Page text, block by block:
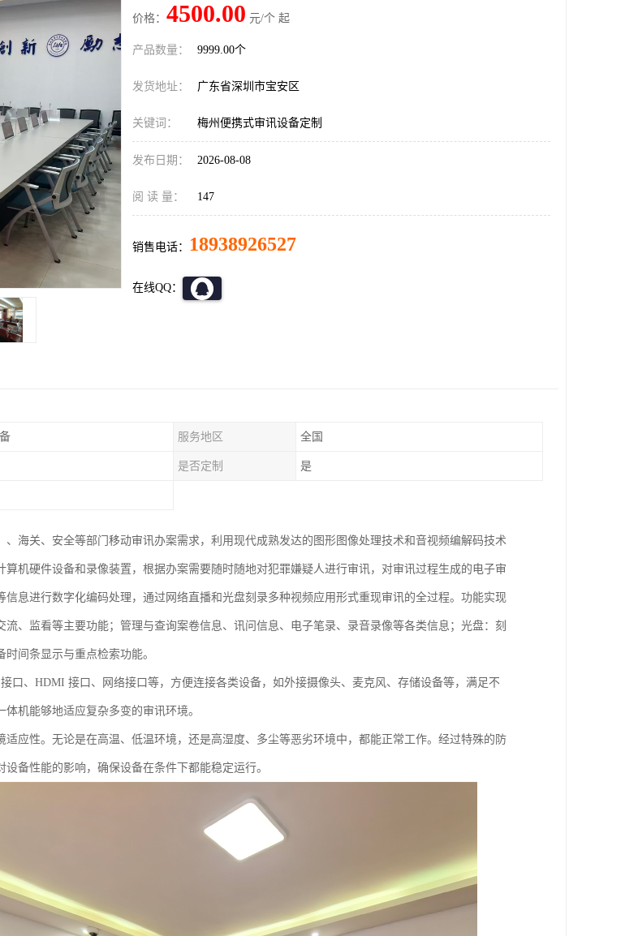
价格： 4500.00 元/个 起
产品数量： 9999.00个
发货地址： 广东省深圳市宝安区
关键词： 梅州便携式审讯设备定制
发布日期： 2026-08-08
阅 读 量： 147
销售电话： 18938926527
在线QQ：
服务地区 全国
是否定制 是
、海关、安全等部门移动审讯办案需求，利用现代成熟发达的图形图像处理技术和音视频编解码技术
算机硬件设备和录像装置，根据办案需要随时随地对犯罪嫌疑人进行审讯，对审讯过程生成的电子审
信息进行数字化编码处理，通过网络直播和光盘刻录多种视频应用形式重现审讯的全过程。功能实现
流、监看等主要功能；管理与查询案卷信息、讯问信息、电子笔录、录音录像等各类信息；光盘：刻
间条显示与重点检索功能。
口、HDMI 接口、网络接口等，方便连接各类设备，如外接摄像头、麦克风、存储设备等，满足不
机能够地适应复杂多变的审讯环境。​
适应性。无论是在高温、低温环境，还是高湿度、多尘等恶劣环境中，都能正常工作。经过特殊的防
备性能的影响，确保设备在条件下都能稳定运行。​